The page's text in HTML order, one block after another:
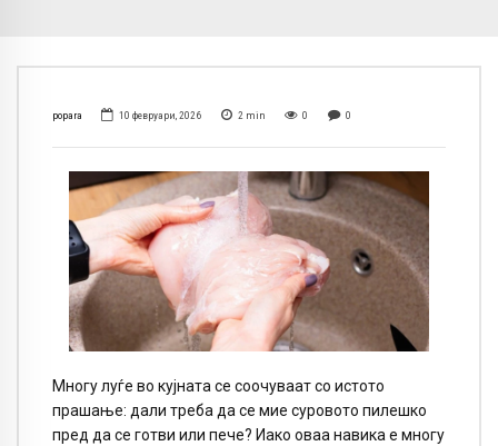
popara 10 февруари, 2026 2 min 0 0
Многу луѓе во кујната се соочуваат со истото
прашање: дали треба да се мие суровото пилешко
пред да се готви или пече? Иако оваа навика е многу